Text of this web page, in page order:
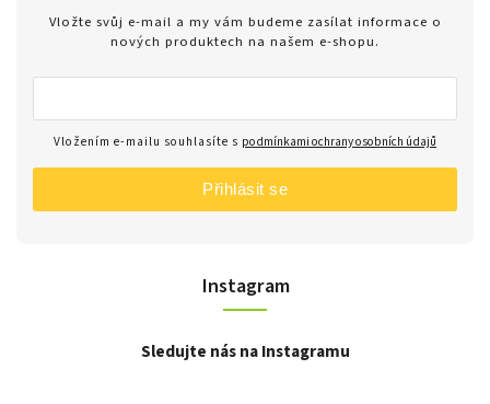
Instagram
Sledujte nás na Instagramu
Vložte svůj e-mail a my vám budeme zasílat informace o
nových produktech na našem e-shopu.
Vložením e-mailu souhlasíte s podmínkami ochrany osobních údajů
Přihlásit se